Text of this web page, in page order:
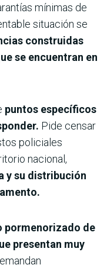
mínimas de
situación se
construidas
se encuentran en
puntos específicos
Pide censar
policiales
nacional,
y su distribución
pormenorizado de
presentan muy